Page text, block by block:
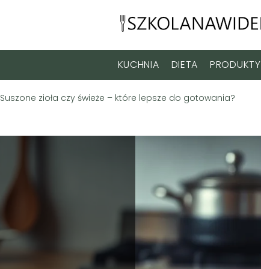
KUCHNIA DIETA PRODUKTY
Suszone zioła czy świeże – które lepsze do gotowania?